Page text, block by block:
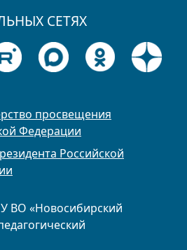
ВО «Новосибирский
СЕТЯХ
просвещения
Федерации
Российской